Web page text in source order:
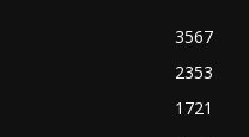
3567
2353
1721